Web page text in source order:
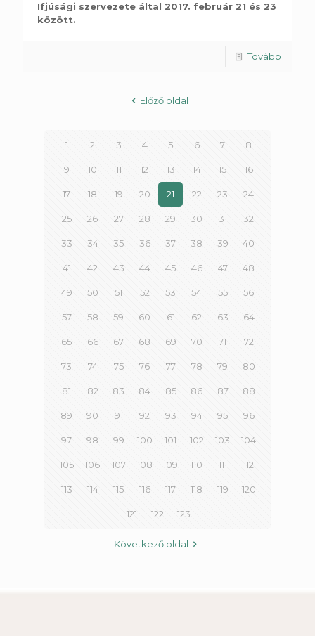
Ifjúsági szervezete által 2017. február 21 és 23
között.
Tovább
Előző oldal
1 2 3 4 5 6 7 8
9 10 11 12 13 14 15 16
17 18 19 20 21 22 23 24
25 26 27 28 29 30 31 32
33 34 35 36 37 38 39 40
41 42 43 44 45 46 47 48
49 50 51 52 53 54 55 56
57 58 59 60 61 62 63 64
65 66 67 68 69 70 71 72
73 74 75 76 77 78 79 80
81 82 83 84 85 86 87 88
89 90 91 92 93 94 95 96
97 98 99 100 101 102 103 104
105 106 107 108 109 110 111 112
113 114 115 116 117 118 119 120
121 122 123
Következő oldal